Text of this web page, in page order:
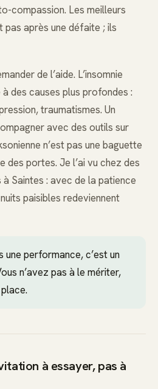
compassion. Les meilleurs
après une défaite ; ils
de l’aide. L’insomnie
des causes plus profondes :
traumatismes. Un
avec des outils sur
n’est pas une baguette
des portes. Je l’ai vu chez des
Saintes : avec de la patience
paisibles redeviennent
une performance, c’est un
n’avez pas à le mériter,
à essayer, pas à